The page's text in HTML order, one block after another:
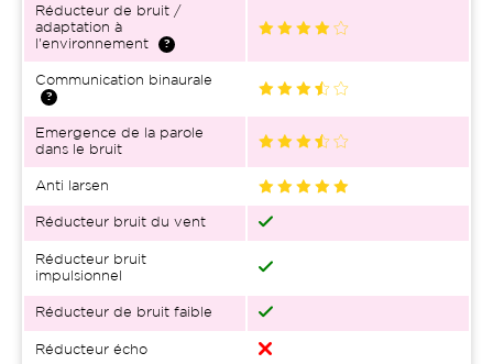
Réducteur de bruit /
adaptation à
l'environnement
Communication binaurale
Emergence de la parole
dans le bruit
Anti larsen
Réducteur bruit du vent
Réducteur bruit
impulsionnel
Réducteur de bruit faible
Réducteur écho